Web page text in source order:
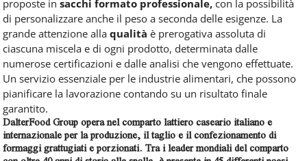
proposte in sacchi formato professionale, con la possibilità
di personalizzare anche il peso a seconda delle esigenze. La
grande attenzione alla qualità è prerogativa assoluta di
ciascuna miscela e di ogni prodotto, determinata dalle
numerose certificazioni e dalle analisi che vengono effettuate.
Un servizio essenziale per le industrie alimentari, che possono
pianificare la lavorazione contando su un risultato finale
garantito.
DalterFood Groupopera nel comparto lattiero caseario italiano e
internazionale per la produzione, il taglio e il confezionamento di
formaggi grattugiati e porzionati. Tra i leader mondiali del comparto